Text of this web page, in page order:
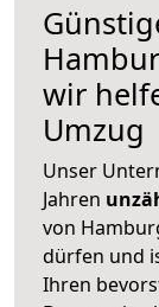
wir
Umzug
Unser
Jahren
von
dürfen und
Ihren